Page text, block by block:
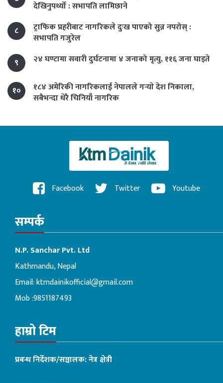
देखिनुपर्थ्यो : सभापति लामिछाने
८
ट्राफिक प्रहरीबाट नागरिकले दुःख पाएको सुन्न नपरोस् :
सभापति गजुरेल
९
२४ घण्टामा सवारी दुर्घटनामा ४ जनाको मृत्यु, ११६ जना घाइते
१०
१८४ अमेरिकी नागरिकलाई नेपालले गर्‍याे देश निकाला,
सबैभन्दा धेरै चिनियाँ नागरिक
Facebook Twitter Youtube
सम्पर्क
N.P. Sanchar Pvt. Ltd
Kathmandu, Nepal
Email:ktmdainikofficial@gmail.com
Mob :9851187493
हाम्रो टिम
प्रबन्ध निर्देशक/सञ्चालक: नेत्र क्षेत्री